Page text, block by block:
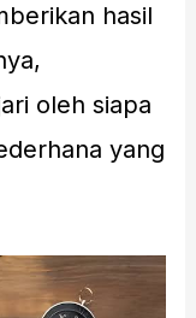
hasil
oleh siapa
yang